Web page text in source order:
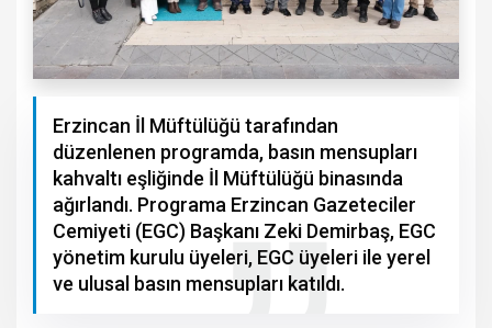
Erzincan İl Müftülüğü tarafından
düzenlenen programda, basın mensupları
kahvaltı eşliğinde İl Müftülüğü binasında
ağırlandı. Programa Erzincan Gazeteciler
Cemiyeti (EGC) Başkanı Zeki Demirbaş, EGC
yönetim kurulu üyeleri, EGC üyeleri ile yerel
ve ulusal basın mensupları katıldı.